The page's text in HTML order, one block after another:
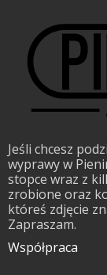
Jeśli chcesz
wyprawy w
stopce wraz z
zrobione oraz
któreś zdjęcie
Zapraszam.
Współpraca